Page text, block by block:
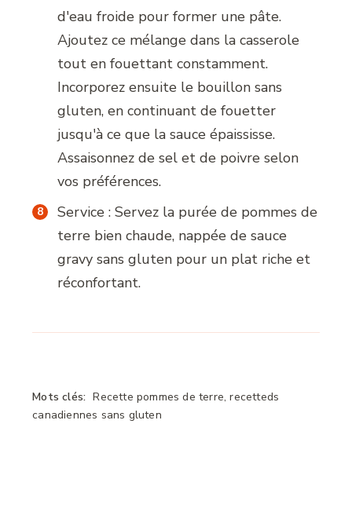
d'eau froide pour former une pâte.
Ajoutez ce mélange dans la casserole
tout en fouettant constamment.
Incorporez ensuite le bouillon sans
gluten, en continuant de fouetter
jusqu'à ce que la sauce épaississe.
Assaisonnez de sel et de poivre selon
vos préférences.
Service : Servez la purée de pommes de
terre bien chaude, nappée de sauce
gravy sans gluten pour un plat riche et
réconfortant.
Mots clés: Recette pommes de terre, recetteds
canadiennes sans gluten